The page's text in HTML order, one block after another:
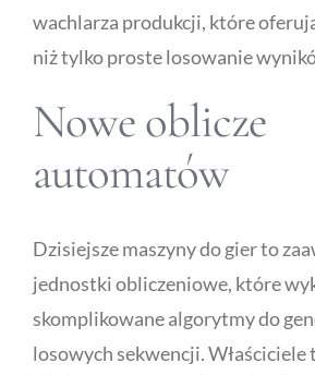
Ellen’s Journal
wachlarza produkcji, które
niż tylko proste losowanie
Nowe oblicze
automatów
Dzisiejsze maszyny do gier to
jednostki obliczeniowe, które
skomplikowane algorytmy do
losowych sekwencji. Właściciele